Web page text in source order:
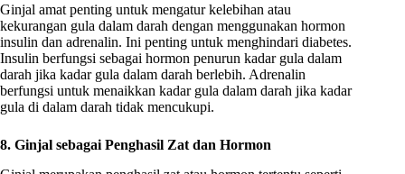
Ginjal amat penting untuk mengatur kelebihan atau
kekurangan gula dalam darah dengan menggunakan hormon
insulin dan adrenalin. Ini penting untuk menghindari diabetes.
Insulin berfungsi sebagai hormon penurun kadar gula dalam
darah jika kadar gula dalam darah berlebih. Adrenalin
berfungsi untuk menaikkan kadar gula dalam darah jika kadar
gula di dalam darah tidak mencukupi.
8. Ginjal sebagai Penghasil Zat dan Hormon